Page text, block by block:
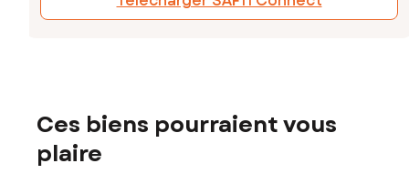
Ces biens pourraient vous
plaire